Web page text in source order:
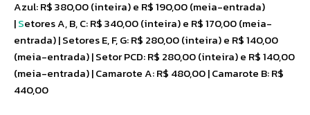
Azul: R$ 380,00 (inteira) e R$ 190,00 (meia-entrada)
|Setores A, B, C: R$ 340,00 (inteira) e R$ 170,00 (meia-
entrada) | Setores E, F, G: R$ 280,00 (inteira) e R$ 140,00
(meia-entrada) | Setor PCD: R$ 280,00 (inteira) e R$ 140,00
(meia-entrada) | Camarote A: R$ 480,00 | Camarote B: R$
440,00